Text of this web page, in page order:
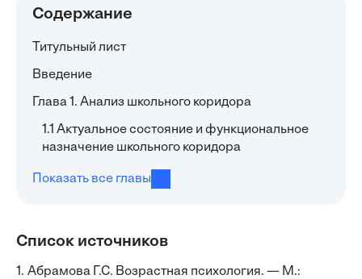
Содержание
Титульный лист
Введение
Глава 1. Анализ школьного коридора
1.1 Актуальное состояние и функциональное
назначение школьного коридора
Показать все главы
Список источников
1. Абрамова Г.С. Возрастная психология. — М.: